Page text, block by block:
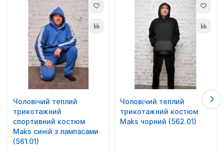
Чоловічий теплий
трикотажний
спортивний костюм
Maks синій з лампасами
(561.01)
Чоловічий теплий
трикотажний костюм
Maks чорний (562.01)